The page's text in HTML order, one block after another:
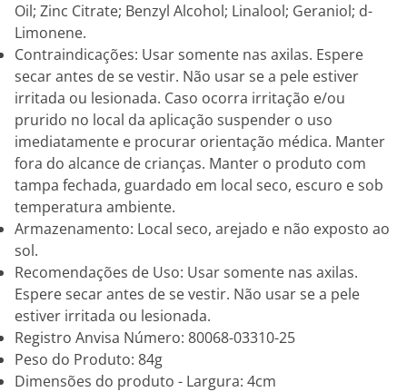
Oil; Zinc Citrate; Benzyl Alcohol; Linalool; Geraniol; d-
Limonene.
Contraindicações: Usar somente nas axilas. Espere
secar antes de se vestir. Não usar se a pele estiver
irritada ou lesionada. Caso ocorra irritação e/ou
prurido no local da aplicação suspender o uso
imediatamente e procurar orientação médica. Manter
fora do alcance de crianças. Manter o produto com
tampa fechada, guardado em local seco, escuro e sob
temperatura ambiente.
Armazenamento: Local seco, arejado e não exposto ao
sol.
Recomendações de Uso: Usar somente nas axilas.
Espere secar antes de se vestir. Não usar se a pele
estiver irritada ou lesionada.
Registro Anvisa Número: 80068-03310-25
Peso do Produto: 84g
Dimensões do produto - Largura: 4cm